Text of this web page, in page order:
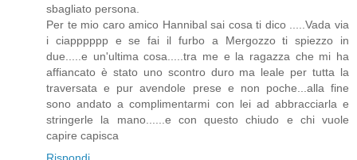
sbagliato persona.
Per te mio caro amico Hannibal sai cosa ti dico .....Vada via
i ciapppppp e se fai il furbo a Mergozzo ti spiezzo in
due.....e un'ultima cosa.....tra me e la ragazza che mi ha
affiancato è stato uno scontro duro ma leale per tutta la
traversata e pur avendole prese e non poche...alla fine
sono andato a complimentarmi con lei ad abbracciarla e
stringerle la mano......e con questo chiudo e chi vuole
capire capisca